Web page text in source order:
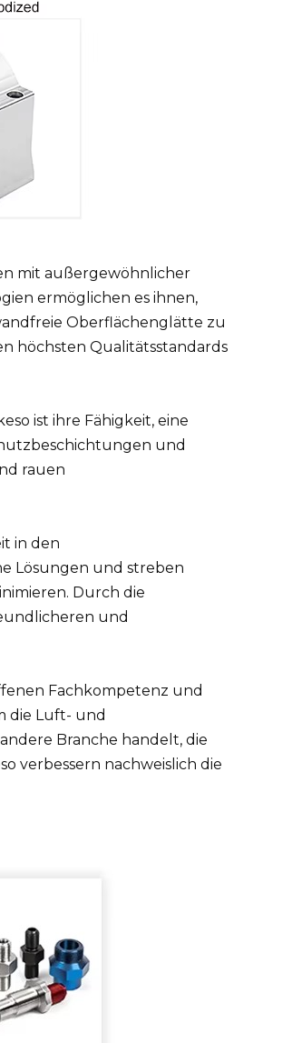
mit außergewöhnlicher
ermöglichen es ihnen,
Oberflächenglätte zu
höchsten Qualitätsstandards
ist ihre Fähigkeit, eine
und
rauen
in den
Lösungen und streben
Durch die
und
Fachkompetenz und
die Luft- und
Branche handelt, die
verbessern nachweislich die